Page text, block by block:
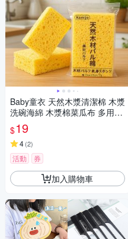
Baby童衣 天然木漿清潔棉 木漿
洗碗海綿 木漿棉菜瓜布 多用途
神奇海綿 廚具餐具防刮清潔海
綿 11876
$19
4(2)
活動 券
加入購物車